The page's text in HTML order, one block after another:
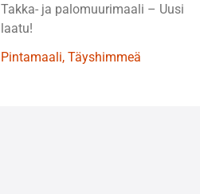
Takka- ja palomuurimaali – Uusi
laatu!
Pintamaali, Täyshimmeä